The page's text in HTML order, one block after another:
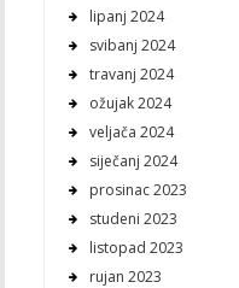
lipanj 2024
svibanj 2024
travanj 2024
ožujak 2024
veljača 2024
siječanj 2024
prosinac 2023
studeni 2023
listopad 2023
rujan 2023